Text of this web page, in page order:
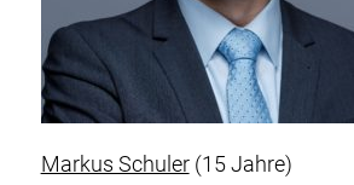
Markus Schuler(15 Jahre)